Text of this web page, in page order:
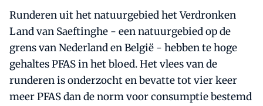
Runderen uit het natuurgebied het Verdronken
Land van Saeftinghe - een natuurgebied op de
grens van Nederland en België - hebben te hoge
gehaltes PFAS in het bloed. Het vlees van de
runderen is onderzocht en bevatte tot vier keer
meer PFAS dan de norm voor consumptie bestemd